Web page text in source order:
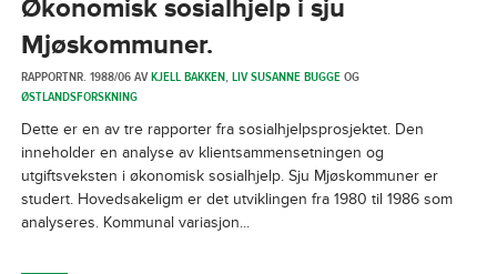
Økonomisk sosialhjelp i sju
Mjøskommuner.
RAPPORTNR. 1988/06 AVKJELL BAKKEN,LIV SUSANNE BUGGEOG
ØSTLANDSFORSKNING
Dette er en av tre rapporter fra sosialhjelpsprosjektet. Den
inneholder en analyse av klientsammensetningen og
utgiftsveksten i økonomisk sosialhjelp. Sju Mjøskommuner er
studert. Hovedsakeligm er det utviklingen fra 1980 til 1986 som
analyseres. Kommunal variasjon...